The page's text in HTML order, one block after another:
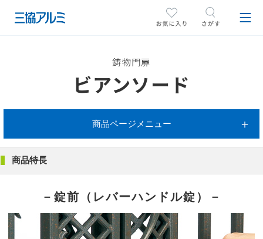
鋳物門扉
ビアンソード
商品ページメニュー
商品特長
－錠前（レバーハンドル錠）－